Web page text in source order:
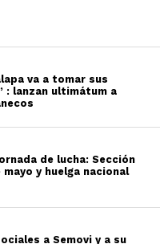
va a tomar sus
: lanzan ultimátum a
de lucha: Sección
y huelga nacional
a Semovi y a su